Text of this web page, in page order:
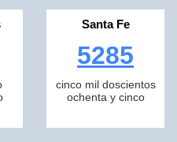
Santa Fe
5285
cinco mil doscientos
ochenta y cinco